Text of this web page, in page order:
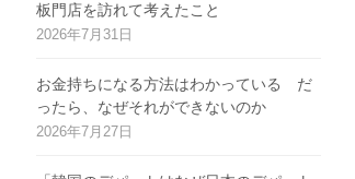
板門店を訪れて考えたこと
2026年7月31日
お金持ちになる方法はわかっている だ
ったら、なぜそれができないのか
2026年7月27日